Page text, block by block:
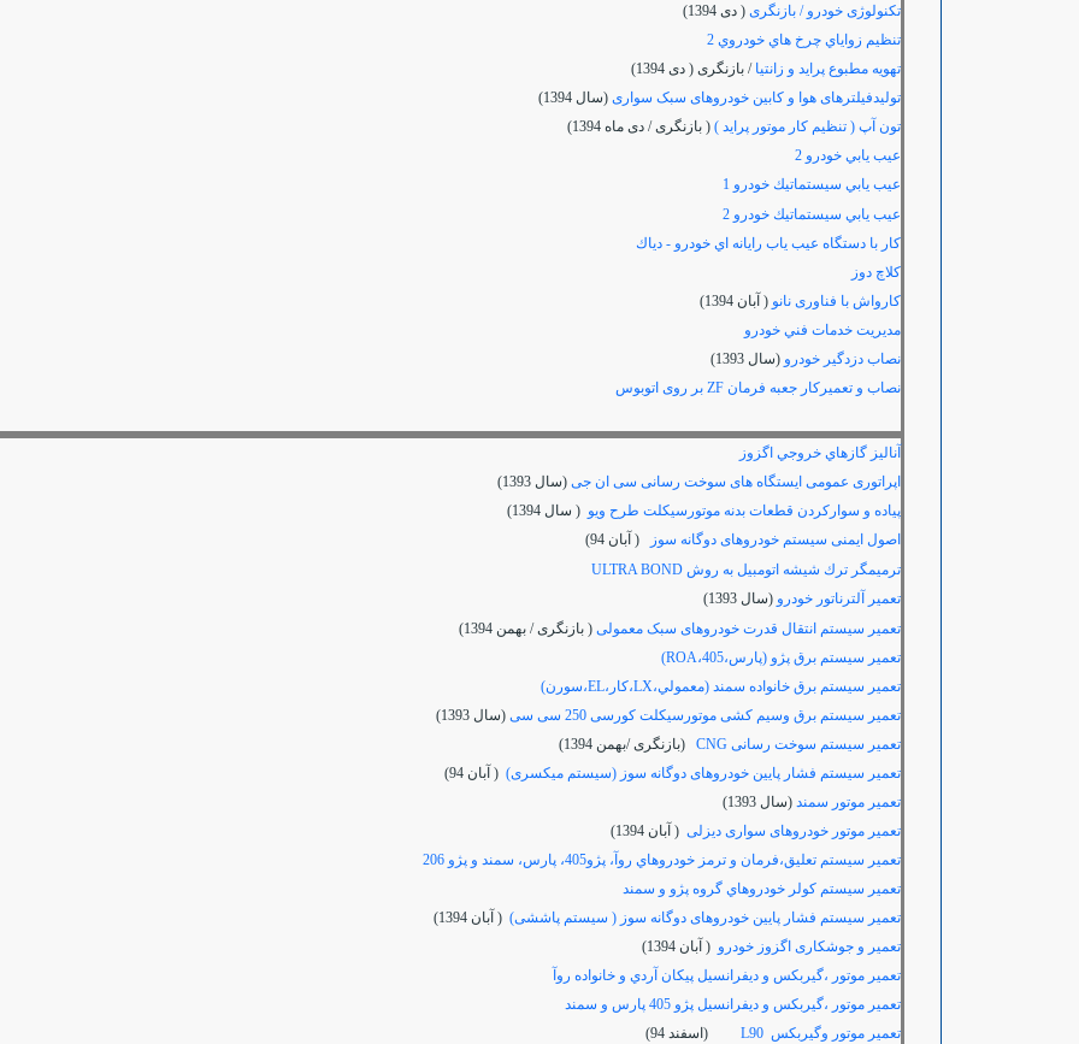
تکنولوژی خودرو / بازنگری ( دی 1394)
تنظيم زواياي چرخ هاي خودروي 2
تهویه مطبوع پراید و زانتیا / بازنگری ( دی 1394)
تولیدفیلترهای هوا و کابین خودروهای سبک سواری (سال 1394)
تون آپ ( تنظیم کار موتور پراید ) ( بازنگری / دی ماه 1394)
عيب يابي خودرو 2
عيب يابي سيستماتيك خودرو 1
عيب يابي سيستماتيك خودرو 2
كار با دستگاه عيب ياب رايانه اي خودرو - دياك
كلاچ دوز
کارواش با فناوری نانو ( آبان 1394)
مديريت خدمات فني خودرو
نصاب دزدگیر خودرو (سال 1393)
نصاب و تعمیرکار جعبه فرمان
بر روی اتوبوس
آناليز گازهاي خروجي اگزوز
اپراتوری عمومی ایستگاه های سوخت رسانی سی ان جی (سال 1393)
پیاده و سوارکردن قطعات بدنه موتورسیکلت طرح ویو ( سال 1394)
اصول ایمنی سیستم خودروهای دوگانه سوز
( آبان 94)
ترميمگر ترك شيشه اتومبيل به روش ULTRA BOND
تعمير آلترناتور خودرو (سال 1393)
تعمیر سیستم انتقال قدرت خودروهای سبک معمولی ( بازنگری / بهمن 1394)
تعمير سيستم برق پژو (پارس،405،ROA)
تعمير سيستم برق خانواده سمند (معمولي،LX،كار،EL،سورن)
تعمير سيستم برق وسیم کشی موتورسیکلت کورسی 250 سی سی
(سال 1393)
تعمیر سیستم سوخت رسانی CNG
(بازنگری /بهمن 1394)
تعمیر سیستم فشار پایین خودروهای دوگانه سوز (سیستم میکسری) ( آبان 94)
تعمیر موتور سمند (سال 1393)
تعمیر موتور خودروهای سواری دیزلی ( آبان 1394)
تعمير سيستم تعليق،فرمان و ترمز خودروهاي روآ، پژو405، پارس، سمند و پژو 206
تعمير سيستم كولر خودروهاي گروه پژو و سمند
تعمیر سیستم فشار پایین خودروهای دوگانه سوز ( سیستم پاششی) ( آبان 1394)
تعمیر و جوشکاری اگزوز خودرو ( آبان 1394)
تعمير موتور ،گيربكس و ديفرانسيل پيكان آردي و خانواده روآ
تعمير موتور‍ ،گيربكس و ديفرانسيل پژو 405 پارس و سمند
تعمير موتور وگيربكس L90
(اسفند 94)